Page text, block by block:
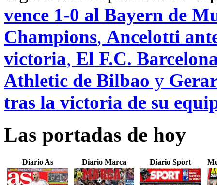
vence 1-0 al Bayern de
Champions, Ancelotti
victoria, El F.C.
Athletic de Bilbao y
tras la victoria de su
Las portadas de hoy
Diario As Diario Marca Diario Sport